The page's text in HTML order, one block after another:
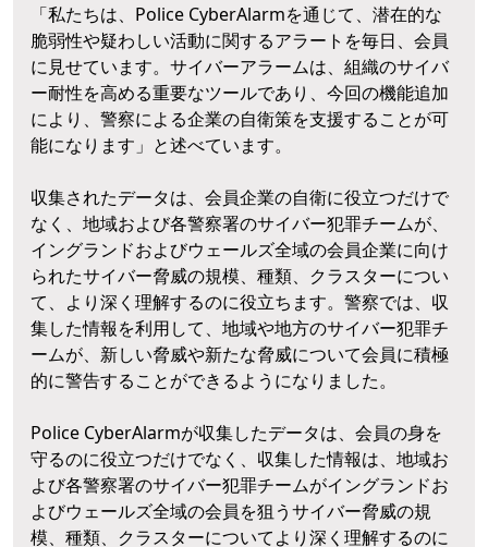
「私たちは、Police CyberAlarmを通じて、潜在的な
脆弱性や疑わしい活動に関するアラートを毎日、会員
に見せています。サイバーアラームは、組織のサイバ
ー耐性を高める重要なツールであり、今回の機能追加
により、警察による企業の自衛策を支援することが可
能になります」と述べています。
収集されたデータは、会員企業の自衛に役立つだけで
なく、地域および各警察署のサイバー犯罪チームが、
イングランドおよびウェールズ全域の会員企業に向け
られたサイバー脅威の規模、種類、クラスターについ
て、より深く理解するのに役立ちます。警察では、収
集した情報を利用して、地域や地方のサイバー犯罪チ
ームが、新しい脅威や新たな脅威について会員に積極
的に警告することができるようになりました。
Police CyberAlarmが収集したデータは、会員の身を
守るのに役立つだけでなく、収集した情報は、地域お
よび各警察署のサイバー犯罪チームがイングランドお
よびウェールズ全域の会員を狙うサイバー脅威の規
模、種類、クラスターについてより深く理解するのに